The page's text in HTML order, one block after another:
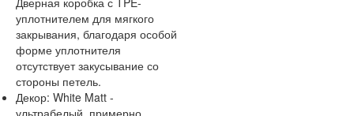
уплотнителем для мягкого
закрывания, благодаря особой
форме уплотнителя
отсутствует закусывание со
стороны петель.
Декор: White Matt -